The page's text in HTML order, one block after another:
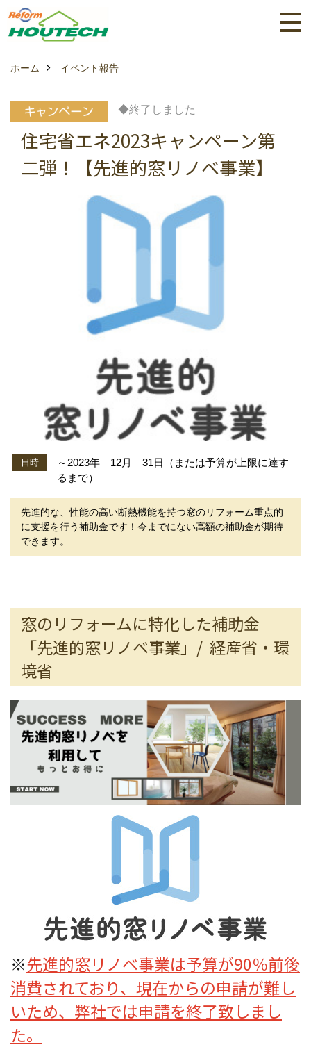
ホーム イベント報告
◆終了しました
住宅省エネ2023キャンペーン第
二弾！【先進的窓リノベ事業】
日時
～2023年 12月 31日（または予算が上限に達す
るまで）
先進的な、性能の高い断熱機能を持つ窓のリフォーム重点的
に支援を行う補助金です！今までにない高額の補助金が期待
できます。
窓のリフォームに特化した補助金
「先進的窓リノベ事業」/ 経産省・環
境省
※先進的窓リノベ事業は予算が90％前後
消費されており、現在からの申請が難し
いため、弊社では申請を終了致しまし
た。